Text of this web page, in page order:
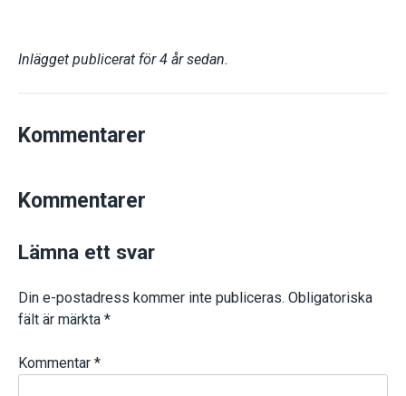
Inlägget publicerat för 4 år sedan.
Kommentarer
Kommentarer
Lämna ett svar
Din e-postadress kommer inte publiceras. Obligatoriska
fält är märkta *
Kommentar *